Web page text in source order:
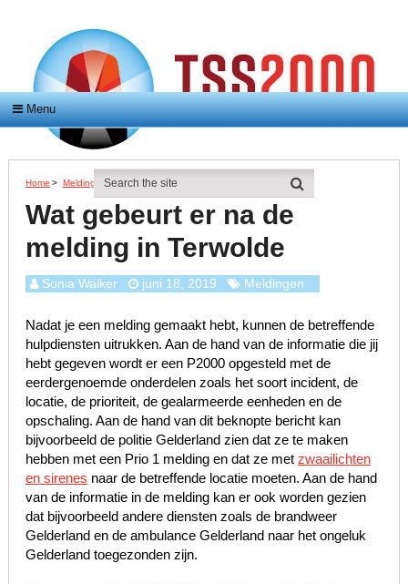
Menu
Home > Meldingen > Wat Gebeurt Er Na De Melding In Terwolde
Wat gebeurt er na de
melding in Terwolde
Sonia Walker juni 18, 2019 Meldingen
Nadat je een melding gemaakt hebt, kunnen de betreffende
hulpdiensten uitrukken. Aan de hand van de informatie die jij
hebt gegeven wordt er een P2000 opgesteld met de
eerdergenoemde onderdelen zoals het soort incident, de
locatie, de prioriteit, de gealarmeerde eenheden en de
opschaling. Aan de hand van dit beknopte bericht kan
bijvoorbeeld de politie Gelderland zien dat ze te maken
hebben met een Prio 1 melding en dat ze met zwaailichten
en sirenes naar de betreffende locatie moeten. Aan de hand
van de informatie in de melding kan er ook worden gezien
dat bijvoorbeeld andere diensten zoals de brandweer
Gelderland en de ambulance Gelderland naar het ongeluk
Gelderland toegezonden zijn.